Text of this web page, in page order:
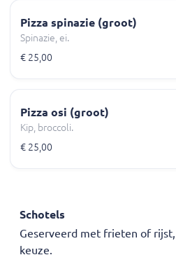
Pizza spinazie (groot)
Spinazie, ei.
€ 25,00
Pizza osi (groot)
Kip, broccoli.
€ 25,00
Schotels
Geserveerd met frieten of
keuze.